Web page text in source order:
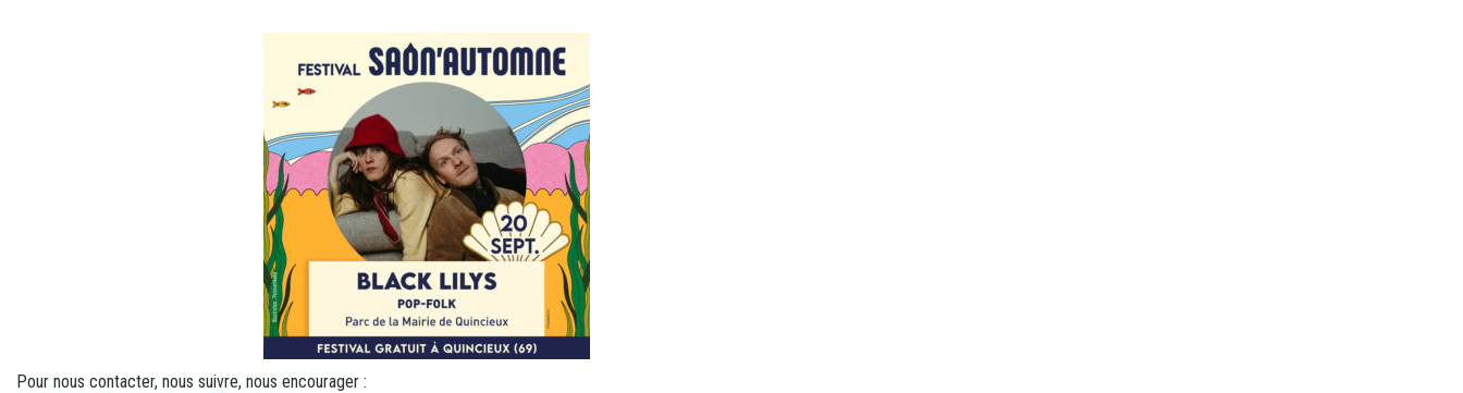
Pour nous contacter, nous suivre, nous encourager :